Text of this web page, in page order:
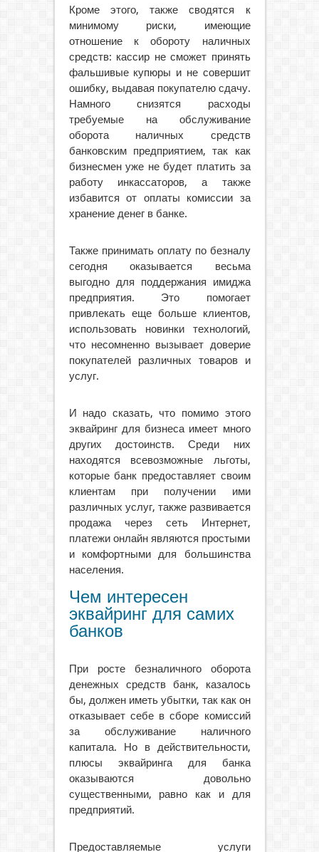
Кроме этого, также сводятся к
минимому риски, имеющие
отношение к обороту наличных
средств: кассир не сможет принять
фальшивые купюры и не совершит
ошибку, выдавая покупателю сдачу.
Намного снизятся расходы
требуемые на обслуживание
оборота наличных средств
банковским предприятием, так как
бизнесмен уже не будет платить за
работу инкассаторов, а также
избавится от оплаты комиссии за
хранение денег в банке.
Также принимать оплату по безналу
сегодня оказывается весьма
выгодно для поддержания имиджа
предприятия. Это помогает
привлекать еще больше клиентов,
использовать новинки технологий,
что несомненно вызывает доверие
покупателей различных товаров и
услуг.
И надо сказать, что помимо этого
эквайринг для бизнеса имеет много
других достоинств. Среди них
находятся всевозможные льготы,
которые банк предоставляет своим
клиентам при получении ими
различных услуг, также развивается
продажа через сеть Интернет,
платежи онлайн являются простыми
и комфортными для большинства
населения.
Чем интересен
эквайринг для самих
банков
При росте безналичного оборота
денежных средств банк, казалось
бы, должен иметь убытки, так как он
отказывает себе в сборе комиссий
за обслуживание наличного
капитала. Но в действительности,
плюсы эквайринга для банка
оказываются довольно
существенными, равно как и для
предприятий.
Предоставляемые услуги